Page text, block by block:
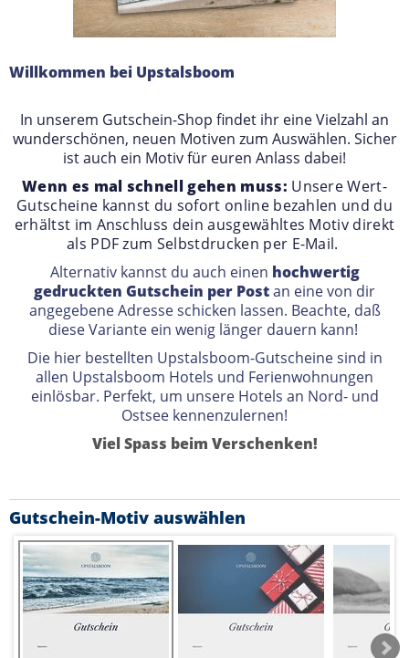
Willkommen bei Upstalsboom
In unserem Gutschein-Shop findet ihr eine Vielzahl an
wunderschönen, neuen Motiven zum Auswählen. Sicher
ist auch ein Motiv für euren Anlass dabei!
Wenn es mal schnell gehen muss: Unsere Wert-
Gutscheine kannst du sofort online bezahlen und du
erhältst im Anschluss dein ausgewähltes Motiv direkt
als PDF zum Selbstdrucken per E-Mail.
Alternativ kannst du auch einen hochwertig
gedruckten Gutschein per Postan eine von dir
angegebene Adresse schicken lassen. Beachte, daß
diese Variante ein wenig länger dauern kann!
Die hier bestellten Upstalsboom-Gutscheine sind in
allen Upstalsboom Hotels und Ferienwohnungen
einlösbar. Perfekt, um unsere Hotels an Nord- und
Ostsee kennenzulernen!
Viel Spass beim Verschenken!
Gutschein-Motiv auswählen